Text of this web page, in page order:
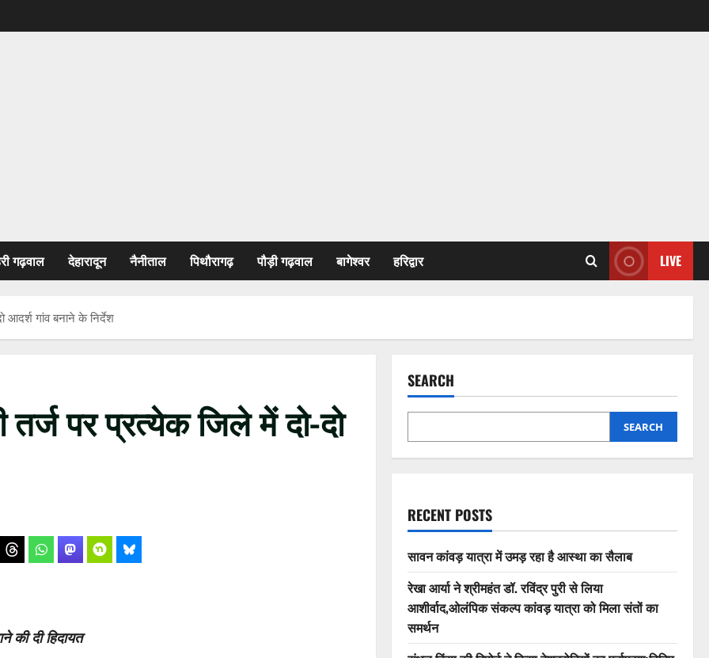
गढ़वाल देहारादून नैनीताल पिथौरागढ़ पौड़ी गढ़वाल बागेश्वर हरिद्वार LIVE
आदर्श गांव बनाने के निर्देश
पर प्रत्येक जिले में दो-दो
की दी हिदायत
SEARCH
SEARCH
RECENT POSTS
सावन कांवड़ यात्रा में उमड़ रहा है आस्था का सैलाब
रेखा आर्या ने श्रीमहंत डॉ. रविंद्र पुरी से लिया
आशीर्वाद,ओलंपिक संकल्प कांवड़ यात्रा को मिला संतों का
समर्थन